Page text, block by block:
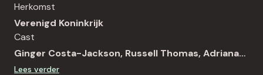
Herkomst
Verenigd Koninkrijk
Cast
Ginger Costa-Jackson, Russell Thomas, Adriana
González, Alexander Vinogradov, Barnaby Rea
Lees verder